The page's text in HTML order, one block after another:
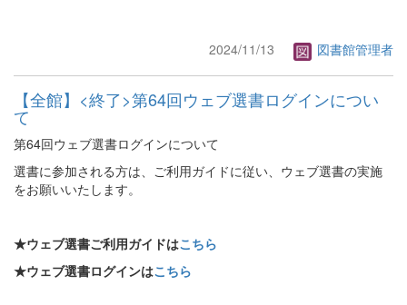
2024/11/13 図書館管理者
【全館】<終了>第64回ウェブ選書ログインについ
て
第64回ウェブ選書ログインについて
選書に参加される方は、ご利用ガイドに従い、ウェブ選書の実施
をお願いいたします。
★ウェブ選書ご利用ガイドはこちら
★ウェブ選書ログインはこちら